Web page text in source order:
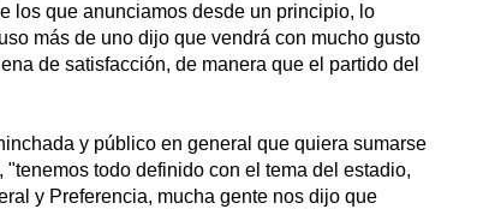
los que anunciamos desde un principio, lo
más de uno dijo que vendrá con mucho gusto
de satisfacción, de manera que el partido del
y público en general que quiera sumarse
todo definido con el tema del estadio,
y Preferencia, mucha gente nos dijo que